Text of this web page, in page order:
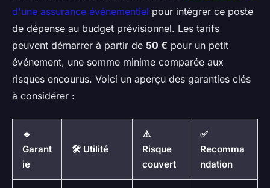
d'une assurance événementiel pour intégrer ce poste
de dépense au budget prévisionnel. Les tarifs
peuvent démarrer à partir de 50 € pour un petit
événement, une somme minime comparée aux
risques encourus. Voici un aperçu des garanties clés
à considérer :
🔹
Garant
ie
🛠️ Utilité
⚠️
Risque
couvert
✅
Recomma
ndation